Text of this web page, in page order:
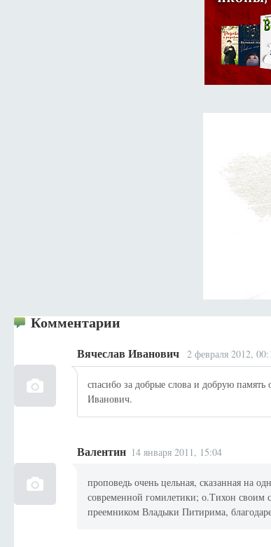
Комментарии
Вячеслав Иванович 2 февраля 2012,
спасибо за добрые слова и добрую
Иванович.
Валентин 14 января 2011, 15:04
проповедь очень цельная, сказанная на
современной гомилетики; о.Тихон своим
преемником Владыки Питирима,